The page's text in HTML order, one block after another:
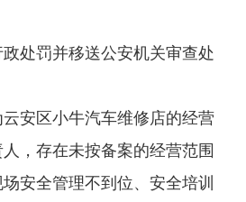
罚并移送公安机关审查处
区小牛汽车维修店的经营
，存在未按备案的经营范围
安全管理不到位、安全培训